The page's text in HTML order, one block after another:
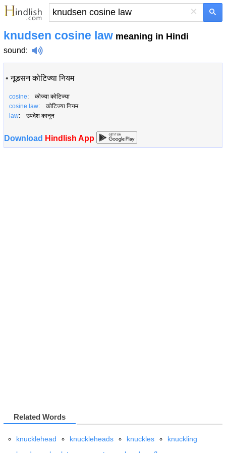
×
knudsen cosine law meaning in Hindi
sound:
•नूडसन कोटिज्या नियम
cosine: कोज्या कोटिज्या
cosine law: कोटिज्या नियम
law: उपदेश कानून
Download Hindlish App
Related Words
knucklehead knuckleheads knuckles
knuckling